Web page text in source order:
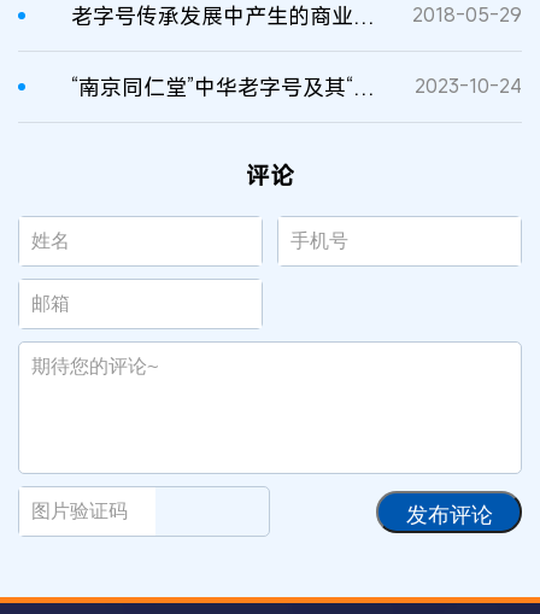
老字号传承发展中产生的商业标识争议怎么解？一线法官从“吴良材”案说起 2018-05-29
“南京同仁堂”中华老字号及其“乐家老铺”驰名商标的保护案 2023-10-24
评论
发布评论